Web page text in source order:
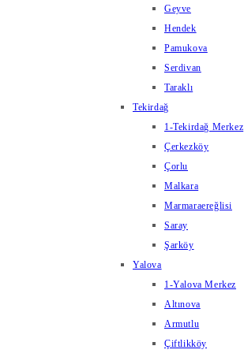
Geyve
Hendek
Pamukova
Serdivan
Taraklı
Tekirdağ
1-Tekirdağ Merkez
Çerkezköy
Çorlu
Malkara
Marmaraereğlisi
Saray
Şarköy
Yalova
1-Yalova Merkez
Altınova
Armutlu
Çiftlikköy